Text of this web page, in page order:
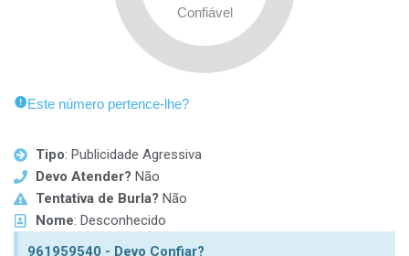
Confiável
Este número pertence-lhe?
Tipo: Publicidade Agressiva
Devo Atender? Não
Tentativa de Burla? Não
Nome: Desconhecido
961959540 - Devo Confiar?